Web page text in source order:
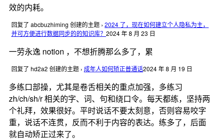
效的内耗。
回复了 abcbuzhiming 创建的主题 › 2024 了，现在如何建立个人隐私为主，
并可方便进行数据同步的的知识库？ 2024 年 8 月 23 日
一劳永逸 notion ，不想折腾那么多了，累
回复了 hd2a2 创建的主题 › 成年人如何矫正普通话2024 年 8 月 19 日
多练口部操，尤其是卷舌相关的重点加强，多练习
zh/ch/sh/r 相关的字、词、句和绕口令。每天都练，坚持两
个礼拜，效果很好。平时说话不要太刻意，否则容易咬字
重，说话不连贯，反而不利于内容的表达。练多了，后面
就自动矫正过来了。